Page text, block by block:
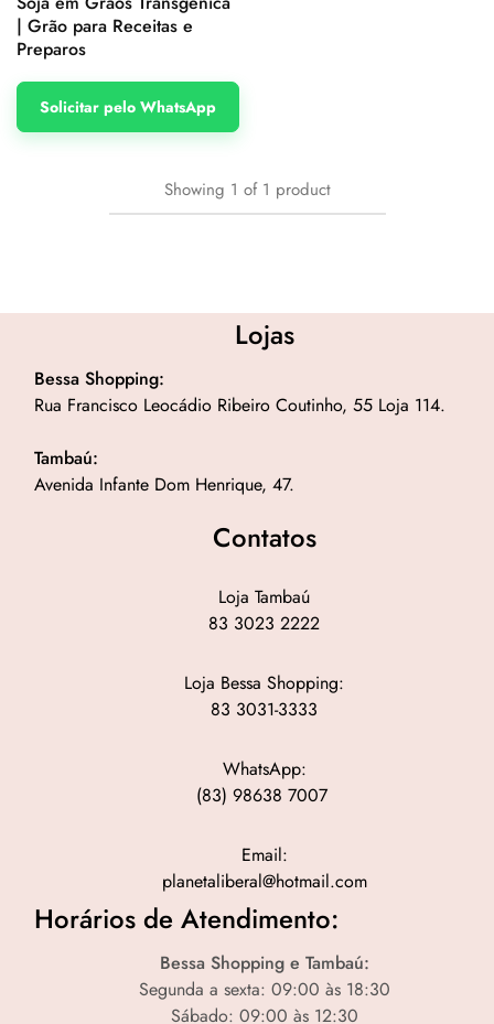
| Grão para Receitas e
Preparos
Solicitar pelo WhatsApp
Showing 1 of 1 product
Lojas
Bessa Shopping:
Rua Francisco Leocádio Ribeiro Coutinho, 55 Loja 114.
Tambaú:
Avenida Infante Dom Henrique, 47.
Contatos
Loja Tambaú
83 3023 2222
Loja Bessa Shopping:
83 3031-3333
WhatsApp:
(83) 98638 7007
Email:
planetaliberal@hotmail.com
Horários de Atendimento:
Bessa Shopping e Tambaú:
Segunda a sexta: 09:00 às 18:30
Sábado: 09:00 às 12:30